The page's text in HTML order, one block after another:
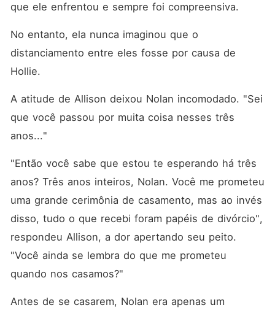
que ele enfrentou e sempre foi compreensiva.
No entanto, ela nunca imaginou que o
distanciamento entre eles fosse por causa de
Hollie.
A atitude de Allison deixou Nolan incomodado. "Sei
que você passou por muita coisa nesses três
anos..."
"Então você sabe que estou te esperando há três
anos? Três anos inteiros, Nolan. Você me prometeu
uma grande cerimônia de casamento, mas ao invés
disso, tudo o que recebi foram papéis de divórcio",
respondeu Allison, a dor apertando seu peito.
"Você ainda se lembra do que me prometeu
quando nos casamos?"
Antes de se casarem, Nolan era apenas um